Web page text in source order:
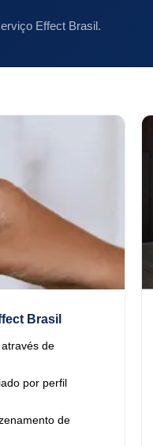
Effect Brasil.
Brasil
de
por perfil
de